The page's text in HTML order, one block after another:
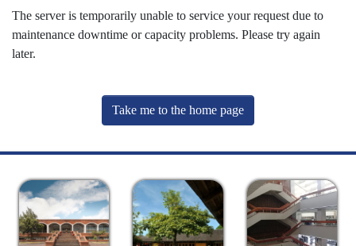
The server is temporarily unable to service your request due to
maintenance downtime or capacity problems. Please try again
later.
Take me to the home page